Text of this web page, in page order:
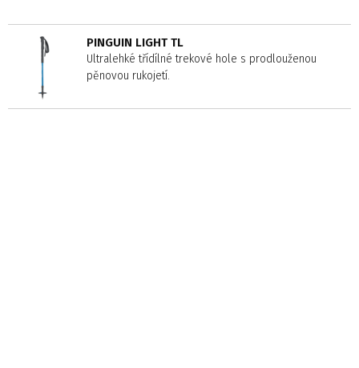
PINGUIN LIGHT TL
Ultralehké třídílné trekové hole s prodlouženou
pěnovou rukojetí.